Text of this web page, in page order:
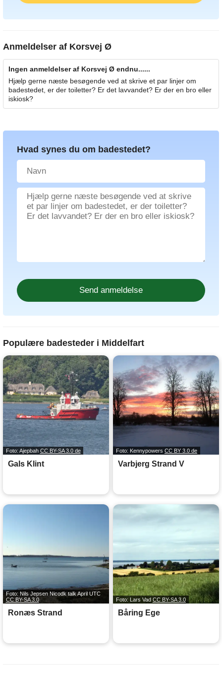
Anmeldelser af Korsvej Ø
Ingen anmeldelser af Korsvej Ø endnu......
Hjælp gerne næste besøgende ved at skrive et par linjer om
badestedet, er der toiletter? Er det lavvandet? Er der en bro eller
iskiosk?
Hvad synes du om badestedet?
Populære badesteder i Middelfart
Foto: Ajepbah CC BY-SA 3.0 de
Gals Klint
Foto: Kennypowers CC BY 3.0 de
Varbjerg Strand V
Foto: Nils Jepsen Nicodk talk April UTC
CC BY-SA 3.0
Ronæs Strand
Foto: Lars Vad CC BY-SA 3.0
Båring Ege